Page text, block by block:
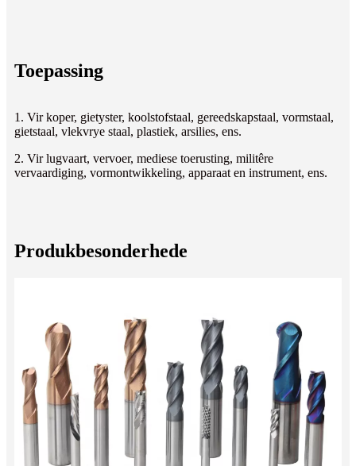
Toepassing
1. Vir koper, gietyster, koolstofstaal, gereedskapstaal, vormstaal,
gietstaal, vlekvrye staal, plastiek, arsilies, ens.
2. Vir lugvaart, vervoer, mediese toerusting, militêre
vervaardiging, vormontwikkeling, apparaat en instrument, ens.
Produkbesonderhede